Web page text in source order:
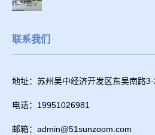
联系我们
地址：苏州吴中经济开发区东吴南路
电话：19951026981
邮箱：admin@51sunzoom.com